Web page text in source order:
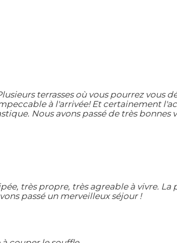
terrasses où vous pourrez vous
à l'arrivée! Et certainement
Nous avons passé de très bonnes
très propre, très agreable à vivre. La
passé un merveilleux séjour !